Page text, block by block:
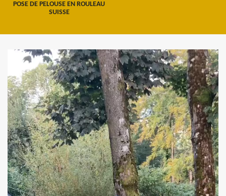
POSE DE PELOUSE EN ROULEAU
SUISSE